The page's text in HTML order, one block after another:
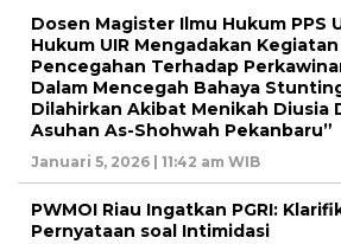
Dosen Magister Ilmu Hukum PPS
Hukum UIR Mengadakan Kegiatan
Pencegahan Terhadap
Dalam Mencegah Bahaya
Dilahirkan Akibat Menikah Diusia
Asuhan As-Shohwah Pekanbaru”
Januari 5, 2026 | 11:42 am WIB
PWMOI Riau Ingatkan PGRI:
Pernyataan soal Intimidasi